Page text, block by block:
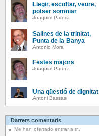
Llegir, escoltar, veure,
potser somniar
Joaquim Parera
Salines de la trinitat,
Punta de la Banya
Antonio Mora
Festes majors
Joaquim Parera
Una qüestió de dignitat
Antoni Bassas
Darrers comentaris
Me han ofertado entrar a tr...